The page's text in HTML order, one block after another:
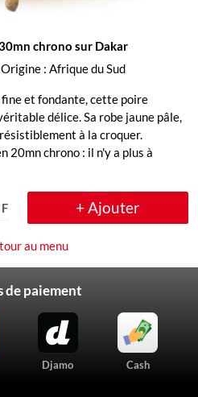
chrono sur Dakar
: Afrique du Sud
et fondante, cette poire
délice. Sa robe jaune pâle,
à la croquer.
20mn chrono : il n'y a plus à
+ Ajouter
au menu
de paiement
Djamo Cash